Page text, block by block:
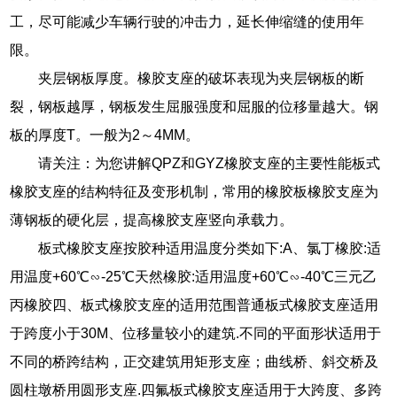
工，尽可能减少车辆行驶的冲击力，延长伸缩缝的使用年
限。
夹层钢板厚度。橡胶支座的破坏表现为夹层钢板的断
裂，钢板越厚，钢板发生屈服强度和屈服的位移量越大。钢
板的厚度T。一般为2～4MM。
请关注：为您讲解QPZ和GYZ橡胶支座的主要性能板式
橡胶支座的结构特征及变形机制，常用的橡胶板橡胶支座为
薄钢板的硬化层，提高橡胶支座竖向承载力。
板式橡胶支座按胶种适用温度分类如下:A、氯丁橡胶:适
用温度+60℃∽-25℃天然橡胶:适用温度+60℃∽-40℃三元乙
丙橡胶四、板式橡胶支座的适用范围普通板式橡胶支座适用
于跨度小于30M、位移量较小的建筑.不同的平面形状适用于
不同的桥跨结构，正交建筑用矩形支座；曲线桥、斜交桥及
圆柱墩桥用圆形支座.四氟板式橡胶支座适用于大跨度、多跨